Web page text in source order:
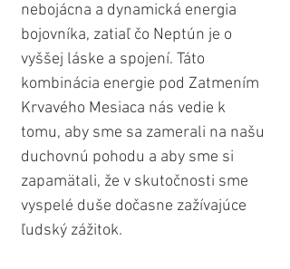
nebojácna a dynamická energia
bojovníka, zatiaľ čo Neptún je o
vyššej láske a spojení. Táto
kombinácia energie pod Zatmením
Krvavého Mesiaca nás vedie k
tomu, aby sme sa zamerali na našu
duchovnú pohodu a aby sme si
zapamätali, že v skutočnosti sme
vyspelé duše dočasne zažívajúce
ľudský zážitok.